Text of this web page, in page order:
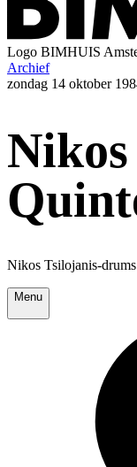
Logo BIMHUIS
Archief
zondag 14 oktober
Nikos Tsilojanis-
Menu